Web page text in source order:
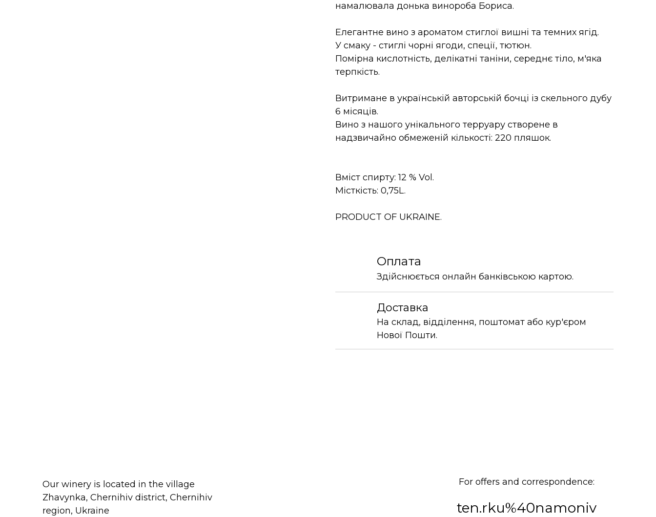
намалювала донька винороба Бориса.
Елегантне вино з ароматом стиглої вишні та темних ягід.
У смаку - стиглі чорні ягоди, спеції, тютюн.
Помірна кислотність, делікатні таніни, середнє тіло, м'яка
терпкість.
Витримане в українській авторській бочці із скельного дубу
6 місяців.
Вино з нашого унікального терруару створене в
надзвичайно обмеженій кількості: 220 пляшок.
Вміст спирту: 12 % Vol.
Місткість: 0,75L.
PRODUCT OF UKRAINE.
Оплата
Здійснюється онлайн банківською картою.
Доставка
На склад, відділення, поштомат або кур'єром
Нової Пошти.
Our winery is located in the village
Zhavynka, Chernihiv district, Chernihiv
region, Ukraine
For offers and correspondence:
ten.rku%40namoniv